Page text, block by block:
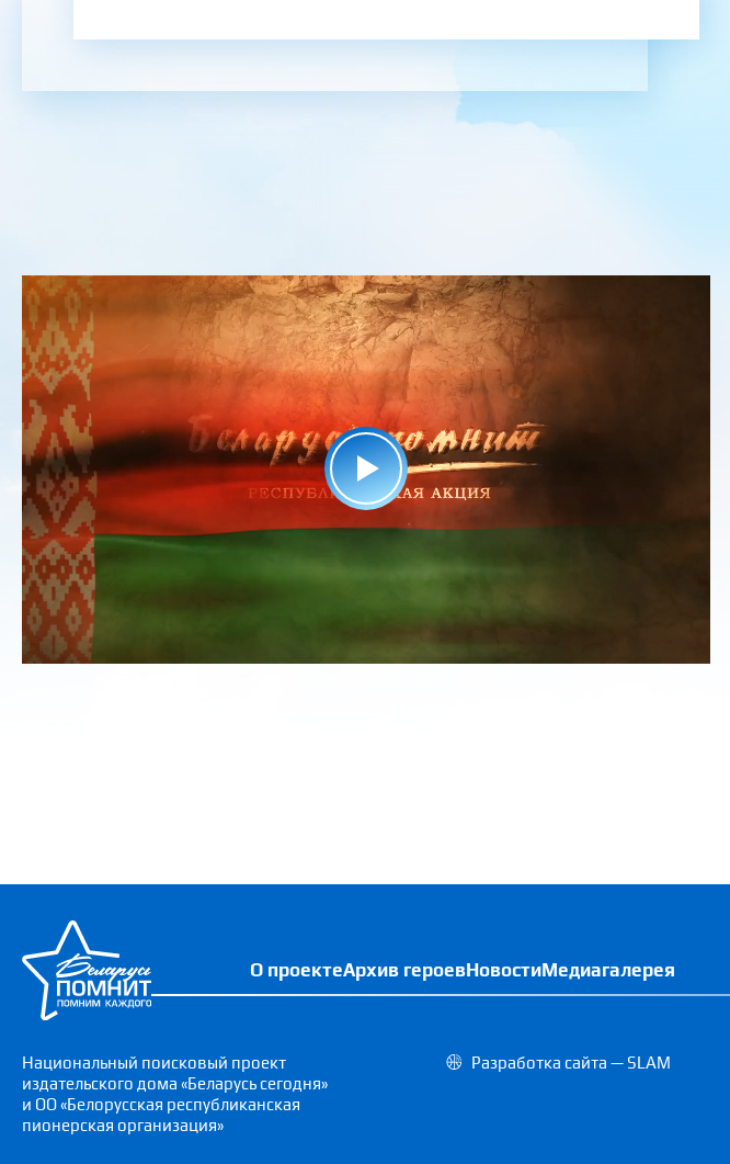
О проектеАрхив героевНовостиМедиагалерея
Национальный поисковый проект
издательского дома «Беларусь сегодня»
и ОО «Белорусская республиканская
пионерская организация»
Разработка сайта — SLAM